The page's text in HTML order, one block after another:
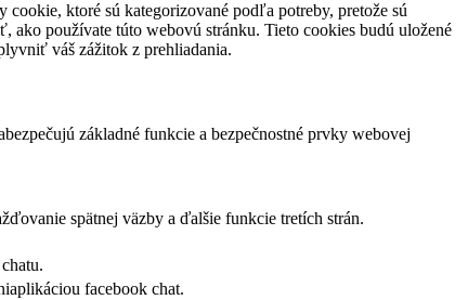
ktoré sú kategorizované podľa potreby, pretože sú
ako používate túto webovú stránku. Tieto cookies budú uložené
váš zážitok z prehliadania.
základné funkcie a bezpečnostné prvky webovej
spätnej väzby a ďalšie funkcie tretích strán.
facebook chat.